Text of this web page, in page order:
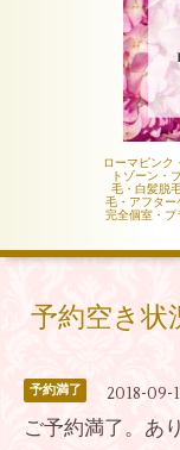
ローマピンク
トゾーン・
毛・白髪脱
毛・アフター
完全個室・プ
予約空き状
予約満了 2018-09-
ご予約満了。あ